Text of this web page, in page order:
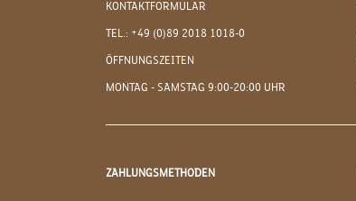
KONTAKTFORMULAR
TEL.: +49 (0)89 2018 1018-0
ÖFFNUNGSZEITEN
MONTAG - SAMSTAG 9:00-20:00 UHR
ZAHLUNGSMETHODEN